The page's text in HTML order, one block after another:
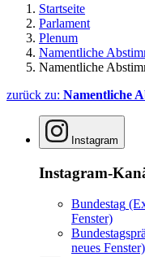
Startseite
Parlament
Plenum
Namentliche
Namentliche
zurück zu: Namentliche
Instagram
Instagram-
Bundestag
Fenster)
neues Fenster)